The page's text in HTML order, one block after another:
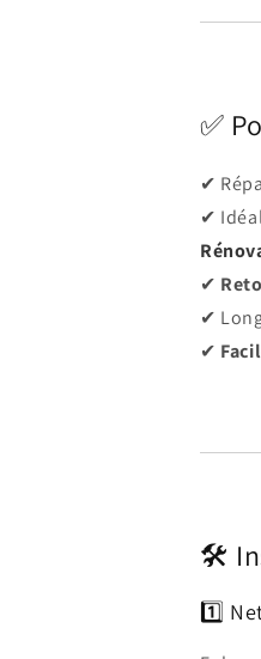
✅
✔
✔
✔
✔
✔
🛠️
1️⃣